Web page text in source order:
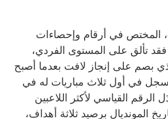
المختص في أرقام وإحصاءات
فقد تألق على المستوى الفردي،
بصم على إنجاز لافت بعدما أصبح
في أول ثلاث مباريات له في
الرقم القياسي لأكثر اللاعبين
المونديال برصيد ثلاثة أهداف،